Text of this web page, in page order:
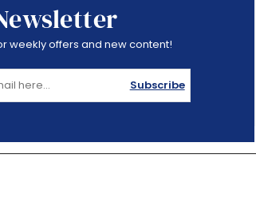
weekly offers and new content!
Subscribe